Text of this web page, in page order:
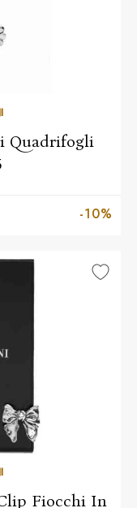
Quadrifogli
-10%
Fiocchi In